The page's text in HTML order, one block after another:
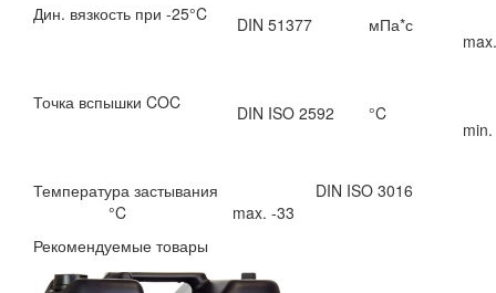
Дин. вязкость при -25°C DIN 51377 мПа*с
Точка вспышки COC DIN ISO 2592 °C
Температура застывания DIN ISO 3016
°C max. -33
Рекомендуемые товары